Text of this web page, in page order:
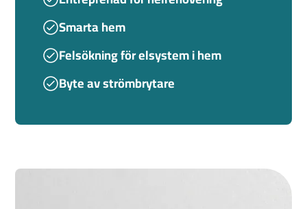
Smarta hem
Felsökning för elsystem i hem
Byte av strömbrytare